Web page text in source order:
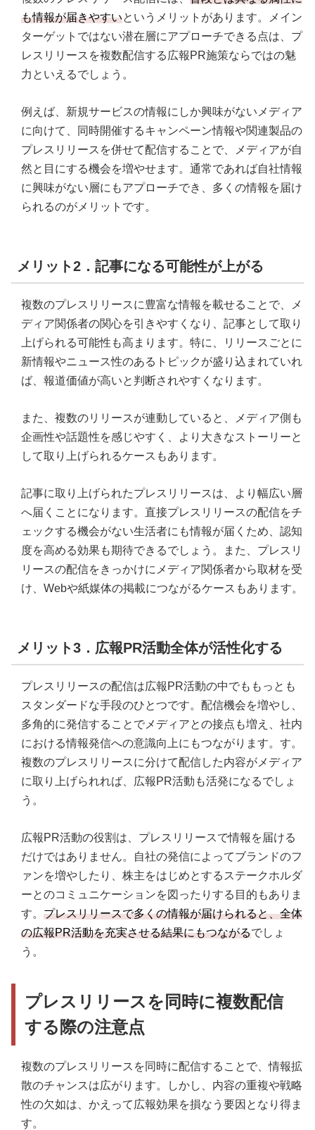
も情報が届きやすいというメリットがあります。メイン
ターゲットではない潜在層にアプローチできる点は、プ
レスリリースを複数配信する広報PR施策ならではの魅
力といえるでしょう。
例えば、新規サービスの情報にしか興味がないメディア
に向けて、同時開催するキャンペーン情報や関連製品の
プレスリリースを併せて配信することで、メディアが自
然と目にする機会を増やせます。通常であれば自社情報
に興味がない層にもアプローチでき、多くの情報を届け
られるのがメリットです。
メリット2．記事になる可能性が上がる
複数のプレスリリースに豊富な情報を載せることで、メ
ディア関係者の関心を引きやすくなり、記事として取り
上げられる可能性も高まります。特に、リリースごとに
新情報やニュース性のあるトピックが盛り込まれていれ
ば、報道価値が高いと判断されやすくなります。
また、複数のリリースが連動していると、メディア側も
企画性や話題性を感じやすく、より大きなストーリーと
して取り上げられるケースもあります。
記事に取り上げられたプレスリリースは、より幅広い層
へ届くことになります。直接プレスリリースの配信をチ
ェックする機会がない生活者にも情報が届くため、認知
度を高める効果も期待できるでしょう。また、プレスリ
リースの配信をきっかけにメディア関係者から取材を受
け、Webや紙媒体の掲載につながるケースもあります。
メリット3．広報PR活動全体が活性化する
プレスリリースの配信は広報PR活動の中でももっとも
スタンダードな手段のひとつです。配信機会を増やし、
多角的に発信することでメディアとの接点も増え、社内
における情報発信への意識向上にもつながります。す。
複数のプレスリリースに分けて配信した内容がメディア
に取り上げられれば、広報PR活動も活発になるでしょ
う。
広報PR活動の役割は、プレスリリースで情報を届ける
だけではありません。自社の発信によってブランドのフ
ァンを増やしたり、株主をはじめとするステークホルダ
ーとのコミュニケーションを図ったりする目的もありま
す。 プレスリリースで多くの情報が届けられると、全体
の広報PR活動を充実させる結果にもつながるでしょ
う。
プレスリリースを同時に複数配信
する際の注意点
複数のプレスリリースを同時に配信することで、情報拡
散のチャンスは広がります。しかし、内容の重複や戦略
性の欠如は、かえって広報効果を損なう要因となり得ま
す。